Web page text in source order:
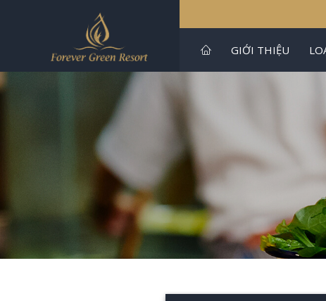
GIỚI THIỆU